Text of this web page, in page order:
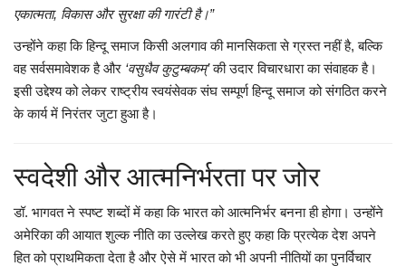
एकात्मता, विकास और सुरक्षा की गारंटी है।”
उन्होंने कहा कि हिन्दू समाज किसी अलगाव की मानसिकता से ग्रस्त नहीं है, बल्कि
वह सर्वसमावेशक है और ‘वसुधैव कुटुम्बकम्’की उदार विचारधारा का संवाहक है।
इसी उद्देश्य को लेकर राष्ट्रीय स्वयंसेवक संघ सम्पूर्ण हिन्दू समाज को संगठित करने
के कार्य में निरंतर जुटा हुआ है।
स्वदेशी और आत्मनिर्भरता पर जोर
डॉ. भागवत ने स्पष्ट शब्दों में कहा कि भारत को आत्मनिर्भर बनना ही होगा। उन्होंने
अमेरिका की आयात शुल्क नीति का उल्लेख करते हुए कहा कि प्रत्येक देश अपने
हित को प्राथमिकता देता है और ऐसे में भारत को भी अपनी नीतियों का पुनर्विचार